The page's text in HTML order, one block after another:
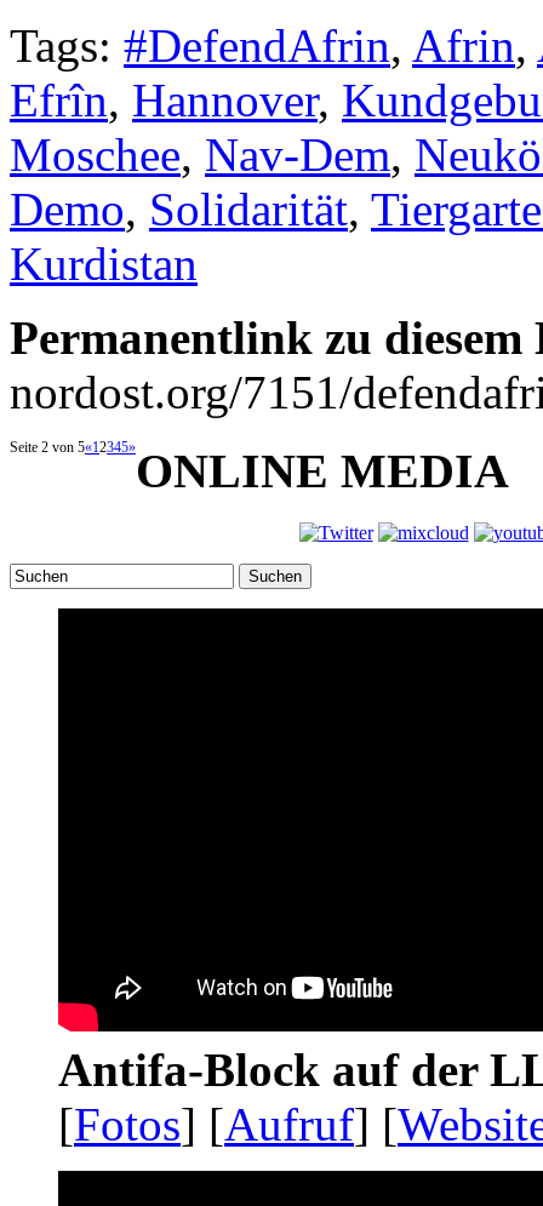
Tags: #DefendAfrin, Afrin,
Efrîn, Hannover,
Moschee, Nav-Dem,
Demo, Solidarität,
Kurdistan
Permanentlink zu
nordost.org/7151/
Seite 2 von 5«12345»ONLINE MEDIA
Suchen
Antifa-Block auf der
[Fotos] [Aufruf] [